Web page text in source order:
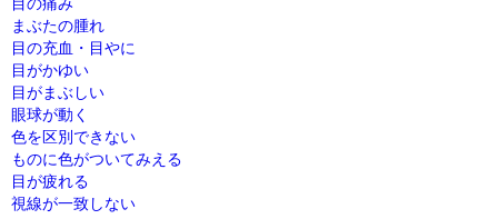
まぶたの腫れ
目の充血・目やに
目がかゆい
目がまぶしい
眼球が動く
色を区別できない
ものに色がついてみえる
目が疲れる
視線が一致しない